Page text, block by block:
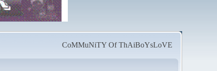
CoMMuNiTY Of ThAiBoYsLoVE